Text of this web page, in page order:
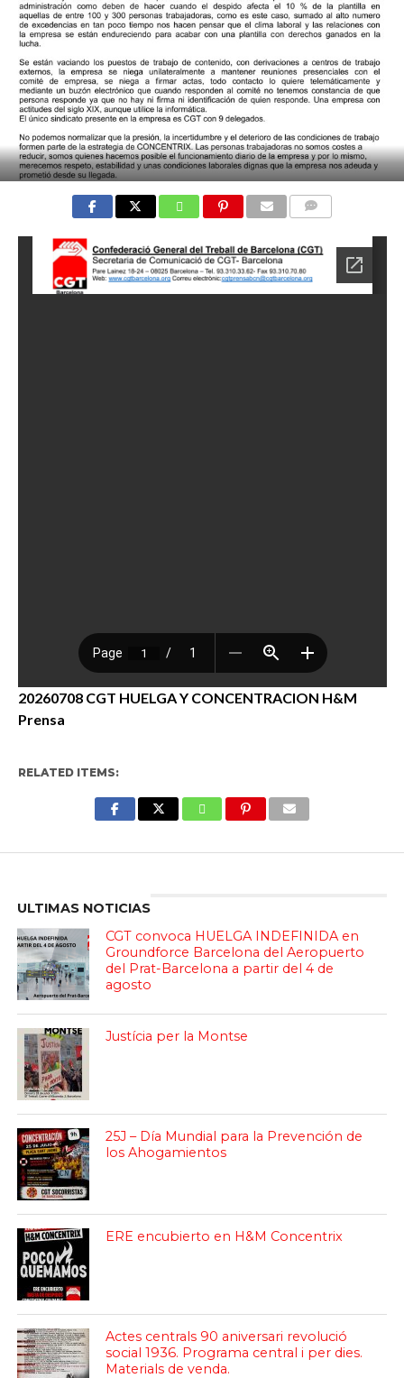
20260708 CGT HUELGA Y CONCENTRACION H&M
Prensa
RELATED ITEMS:
ULTIMAS NOTICIAS
CGT convoca HUELGA INDEFINIDA en
Groundforce Barcelona del Aeropuerto
del Prat-Barcelona a partir del 4 de
agosto
Justícia per la Montse
25J – Día Mundial para la Prevención de
los Ahogamientos
ERE encubierto en H&M Concentrix
Actes centrals 90 aniversari revolució
social 1936. Programa central i per dies.
Materials de venda.